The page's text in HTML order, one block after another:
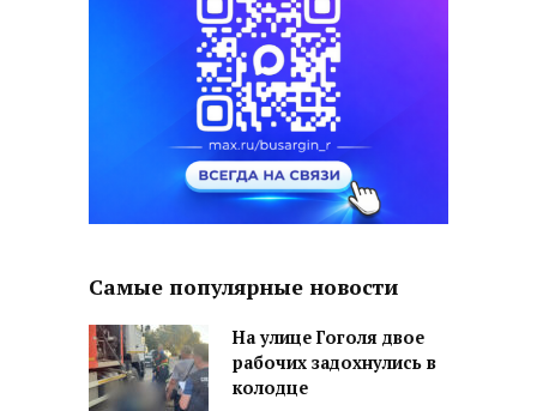
Самые популярные новости
На улице Гоголя двое
рабочих задохнулись в
колодце